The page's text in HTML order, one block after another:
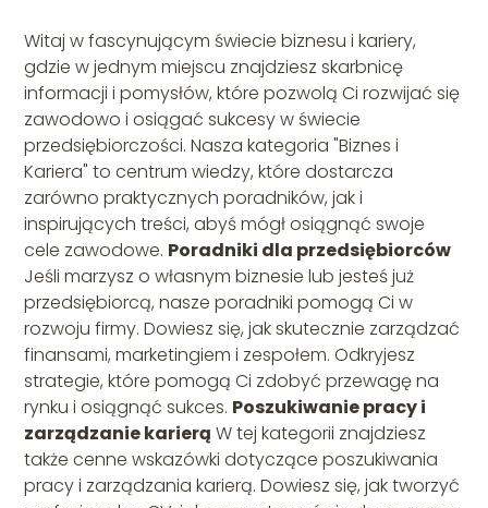
Witaj w fascynującym świecie biznesu i kariery,
gdzie w jednym miejscu znajdziesz skarbnicę
informacji i pomysłów, które pozwolą Ci rozwijać się
zawodowo i osiągać sukcesy w świecie
przedsiębiorczości. Nasza kategoria "Biznes i
Kariera" to centrum wiedzy, które dostarcza
zarówno praktycznych poradników, jak i
inspirujących treści, abyś mógł osiągnąć swoje
cele zawodowe. Poradniki dla przedsiębiorców
Jeśli marzysz o własnym biznesie lub jesteś już
przedsiębiorcą, nasze poradniki pomogą Ci w
rozwoju firmy. Dowiesz się, jak skutecznie zarządzać
finansami, marketingiem i zespołem. Odkryjesz
strategie, które pomogą Ci zdobyć przewagę na
rynku i osiągnąć sukces. Poszukiwanie pracy i
zarządzanie karierą W tej kategorii znajdziesz
także cenne wskazówki dotyczące poszukiwania
pracy i zarządzania karierą. Dowiesz się, jak tworzyć